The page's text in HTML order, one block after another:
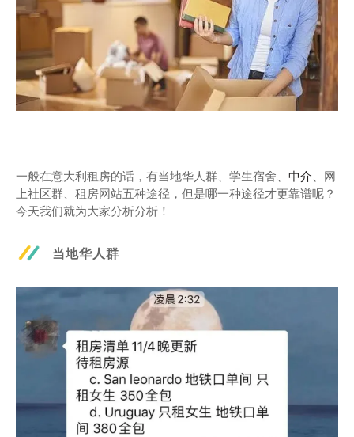
一般在意大利租房的话，有当地华人群、学生宿舍、 中介、网
上社区群、租房网站五种途径，但是哪一种途径才更靠谱呢？
今天我们就为大家分析分析！
当地华人群